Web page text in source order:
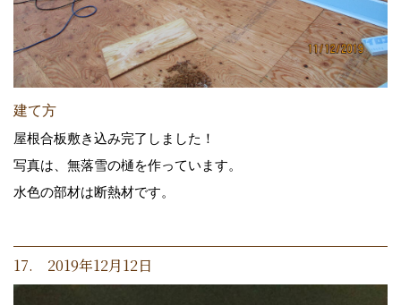
建て方
屋根合板敷き込み完了しました！
写真は、無落雪の樋を作っています。
水色の部材は断熱材です。
17. 2019年12月12日